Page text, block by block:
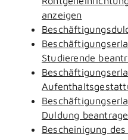
anzeigen
Studierende
Duldung
Bescheinigung